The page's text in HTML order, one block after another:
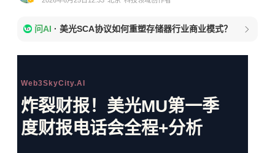
问AI · 美光SCA协议如何重塑存储器行业商业模式？
Web3SkyCity.AI
炸裂财报！美光MU第一季
度财报电话会全程+分析